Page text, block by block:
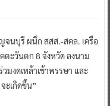
จนบุรี ผนึก สสส.-สคล. เครือ
ตะวันตก 8 จังหวัด ลงนาม
มงดเหล้าเข้าพรรษา และ
ะเกิดขึ้น”